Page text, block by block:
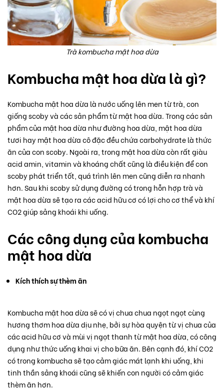
Trà kombucha mật hoa dừa
Kombucha mật hoa dừa là gì?
Kombucha mật hoa dừa là nước uống lên men từ trà, con
giống scoby và các sản phẩm từ mật hoa dừa. Trong các sản
phẩm của mật hoa dừa như đường hoa dừa, mật hoa dừa
tươi hay mật hoa dừa cô đặc đều chứa carbohydrate là thức
ăn của con scoby. Ngoài ra, trong mật hoa dừa còn rất giàu
acid amin, vitamin và khoáng chất cũng là điều kiện để con
scoby phát triển tốt, quá trình lên men cũng diễn ra nhanh
hơn. Sau khi scoby sử dụng đường có trong hỗn hợp trà và
mật hoa dừa sẽ tạo ra các acid hữu cơ có lợi cho cơ thể và khí
CO2 giúp sảng khoái khi uống.
Các công dụng của kombucha
mật hoa dừa
Kích thích sự thèm ăn
Kombucha mật hoa dừa sẽ có vị chua chua ngọt ngọt cùng
hương thơm hoa dừa dịu nhẹ, bởi sự hòa quyện từ vị chua của
các acid hữu cơ và mùi vị ngọt thanh từ mật hoa dừa, có công
dụng như thức uống khai vị cho bữa ăn. Bên cạnh đó, khí CO2
có trong kombucha sẽ tạo cảm giác mát lạnh khi uống, khi
tinh thần sảng khoái cũng sẽ khiến con người có cảm giác
thèm ăn hơn.